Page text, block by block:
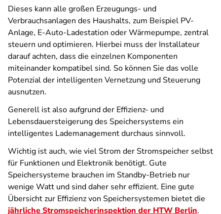
Dieses kann alle großen Erzeugungs- und
Verbrauchsanlagen des Haushalts, zum Beispiel PV-
Anlage, E-Auto-Ladestation oder Wärmepumpe, zentral
steuern und optimieren. Hierbei muss der Installateur
darauf achten, dass die einzelnen Komponenten
miteinander kompatibel sind. So können Sie das volle
Potenzial der intelligenten Vernetzung und Steuerung
ausnutzen.
Generell ist also aufgrund der Effizienz- und
Lebensdauersteigerung des Speichersystems ein
intelligentes Lademanagement durchaus sinnvoll.
Wichtig ist auch, wie viel Strom der Stromspeicher selbst
für Funktionen und Elektronik benötigt. Gute
Speichersysteme brauchen im Standby-Betrieb nur
wenige Watt und sind daher sehr effizient. Eine gute
Übersicht zur Effizienz von Speichersystemen bietet die
jährliche Stromspeicherinspektion der HTW Berlin.